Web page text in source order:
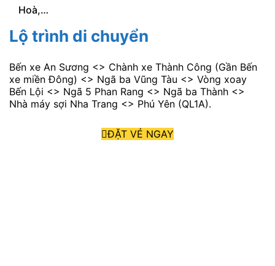
Hoà,…
Lộ trình di chuyển
Bến xe An Sương <> Chành xe Thành Công (Gần Bến
xe miền Đông) <> Ngã ba Vũng Tàu <> Vòng xoay
Bến Lội <> Ngã 5 Phan Rang <> Ngã ba Thành <>
Nhà máy sợi Nha Trang <> Phú Yên (QL1A).
ĐẶT VÉ NGAY